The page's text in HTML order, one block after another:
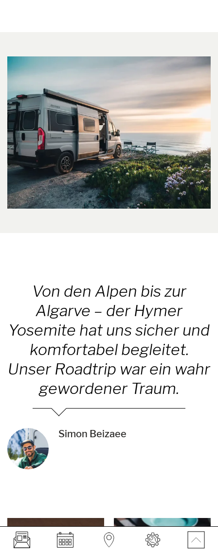
Von den Alpen bis zur
Algarve – der Hymer
Yosemite hat uns sicher und
komfortabel begleitet.
Unser Roadtrip war ein wahr
gewordener Traum.
Simon Beizaee